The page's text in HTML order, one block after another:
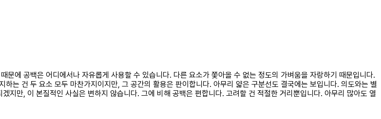
에 공백은 어디에서나 자유롭게 사용할 수 있습니다. 다른 요소가 쫓아올 수 없는 정도의 가벼움을 자랑하기 때문입니다.
는 건 두 요소 모두 마찬가지이지만, 그 공간의 활용은 판이합니다. 아무리 얇은 구분선도 결국에는 보입니다. 의도와는 별
지만, 이 본질적인 사실은 변하지 않습니다. 그에 비해 공백은 편합니다. 고려할 건 적절한 거리뿐입니다. 아무리 많아도 열